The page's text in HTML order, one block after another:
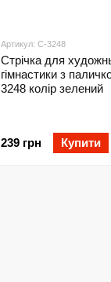
Артикул: C-3248
Стрічка для
гімнастики з
3248 колір зелений
239 грн Купити